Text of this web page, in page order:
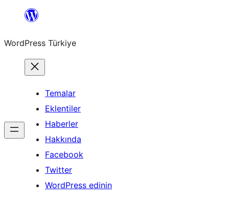
İçeriğe
WordPress Türkiye
Temalar
Eklentiler
Haberler
Hakkında
Facebook
Twitter
WordPress edinin